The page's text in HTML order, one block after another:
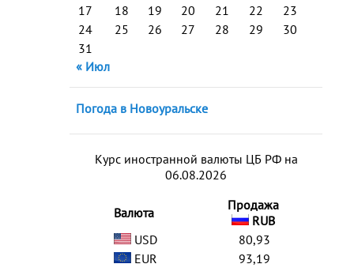
17
18 19 20 21 22
23
24
25 26 27 28 29
30
31
« Июл
Погода в Новоуральске
Курс иностранной валюты ЦБ РФ на
06.08.2026
Валюта
Продажа
RUB
USD
80,93
EUR
93,19